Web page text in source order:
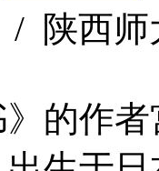
/ 陕西
》的作